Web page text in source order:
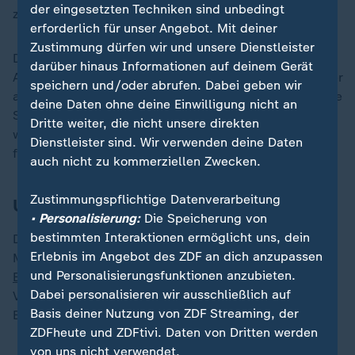
zurückkehren.
Der Zugverkehr von und nach Jerusalem wurde nach
Angaben der israelischen Eisenbahngesellschaft wieder
aufgenommen. Auch alle Straßen, darunter die zentrale
Schnellstraße zwischen Tel Aviv und Jerusalem,
wurden Medien zufolge wieder für den Verkehr
freigegeben.
Ursache weiter unklar
Die schweren Waldbrände um Jerusalem waren am
Mittwoch ausgebrochen.Israels Ministerpräsident
Benjamin Netanjahusagte Medien zufolge, 18
Verdächtige seien bisher wegen des Vorwurfs der
Brandstiftung festgenommen worden.
der eingesetzten Techniken sind unbedingt
erforderlich für unser Angebot. Mit deiner
Zustimmung dürfen wir und unsere Dienstleister
darüber hinaus Informationen auf deinem Gerät
speichern und/oder abrufen. Dabei geben wir
deine Daten ohne deine Einwilligung nicht an
Dritte weiter, die nicht unsere direkten
Dienstleister sind. Wir verwenden deine Daten
auch nicht zu kommerziellen Zwecken.
Zustimmungspflichtige Datenverarbeitung
• Personalisierung:Die Speicherung von
bestimmten Interaktionen ermöglicht uns, dein
Erlebnis im Angebot des ZDF an dich anzupassen
und Personalisierungsfunktionen anzubieten.
Dabei personalisieren wir ausschließlich auf
Basis deiner Nutzung von ZDF Streaming, der
ZDFheute und ZDFtivi. Daten von Dritten werden
von uns nicht verwendet.